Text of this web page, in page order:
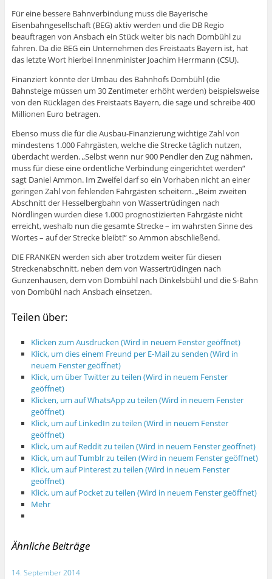
Für eine bessere Bahnverbindung muss die Bayerische
Eisenbahngesellschaft (BEG) aktiv werden und die DB Regio
beauftragen von Ansbach ein Stück weiter bis nach Dombühl zu
fahren. Da die BEG ein Unternehmen des Freistaats Bayern ist, hat
das letzte Wort hierbei Innenminister Joachim Herrmann (CSU).
Finanziert könnte der Umbau des Bahnhofs Dombühl (die
Bahnsteige müssen um 30 Zentimeter erhöht werden) beispielsweise
von den Rücklagen des Freistaats Bayern, die sage und schreibe 400
Millionen Euro betragen.
Ebenso muss die für die Ausbau-Finanzierung wichtige Zahl von
mindestens 1.000 Fahrgästen, welche die Strecke täglich nutzen,
überdacht werden. „Selbst wenn nur 900 Pendler den Zug nähmen,
muss für diese eine ordentliche Verbindung eingerichtet werden“
sagt Daniel Ammon. Im Zweifel darf so ein Vorhaben nicht an einer
geringen Zahl von fehlenden Fahrgästen scheitern. „Beim zweiten
Abschnitt der Hesselbergbahn von Wassertrüdingen nach
Nördlingen wurden diese 1.000 prognostizierten Fahrgäste nicht
erreicht, weshalb nun die gesamte Strecke – im wahrsten Sinne des
Wortes – auf der Strecke bleibt!“ so Ammon abschließend.
DIE FRANKEN werden sich aber trotzdem weiter für diesen
Streckenabschnitt, neben dem von Wassertrüdingen nach
Gunzenhausen, dem von Dombühl nach Dinkelsbühl und die S-Bahn
von Dombühl nach Ansbach einsetzen.
Teilen über:
Klicken zum Ausdrucken (Wird in neuem Fenster geöffnet)
Klick, um dies einem Freund per E-Mail zu senden (Wird in
neuem Fenster geöffnet)
Klick, um über Twitter zu teilen (Wird in neuem Fenster
geöffnet)
Klicken, um auf WhatsApp zu teilen (Wird in neuem Fenster
geöffnet)
Klick, um auf LinkedIn zu teilen (Wird in neuem Fenster
geöffnet)
Klick, um auf Reddit zu teilen (Wird in neuem Fenster geöffnet)
Klick, um auf Tumblr zu teilen (Wird in neuem Fenster geöffnet)
Klick, um auf Pinterest zu teilen (Wird in neuem Fenster
geöffnet)
Klick, um auf Pocket zu teilen (Wird in neuem Fenster geöffnet)
Mehr
Ähnliche Beiträge
14. September 2014